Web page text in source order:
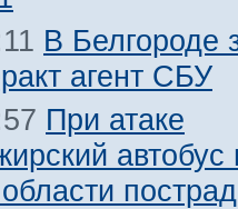
В Белгороде
агент СБУ
При атаке
автобус